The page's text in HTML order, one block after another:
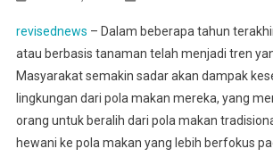
revisednews – Dalam beberapa tahun
atau berbasis tanaman telah menjadi tren
Masyarakat semakin sadar akan dampak
lingkungan dari pola makan mereka, yang
orang untuk beralih dari pola makan
hewani ke pola makan yang lebih berfokus